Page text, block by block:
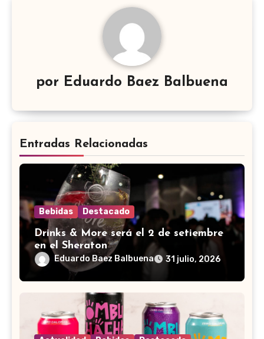
por Eduardo Baez Balbuena
Entradas Relacionadas
Bebidas Destacado
Drinks & More será el 2 de setiembre
en el Sheraton
Eduardo Baez Balbuena 31 julio, 2026